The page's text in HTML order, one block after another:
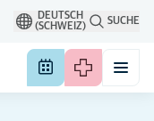
DEUTSCH
(SCHWEIZ)
SUCHE